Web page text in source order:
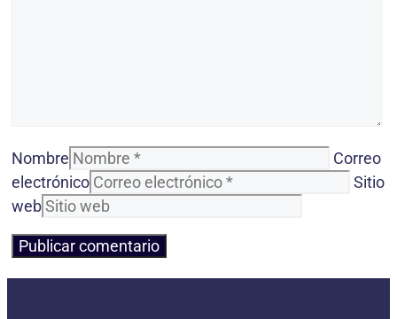
Nombre
Correo
electrónico
Sitio
web